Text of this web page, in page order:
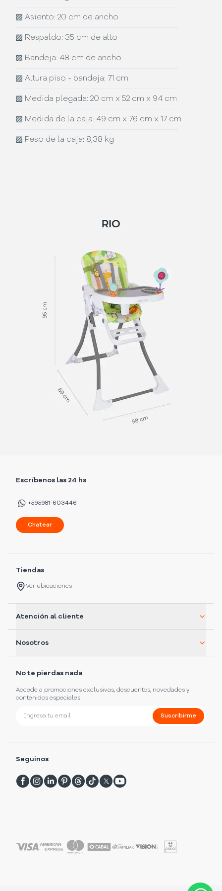
▨ Asiento: 20 cm de ancho
▨ Respaldo: 35 cm de alto
▨ Bandeja: 48 cm de ancho
▨ Altura piso - bandeja: 71 cm
▨ Medida plegada: 20 cm x 52 cm x 94 cm
▨ Medida de la caja: 49 cm x 76 cm x 17 cm
▨ Peso de la caja: 8,38 kg
Escríbenos las 24 hs
+595981-603446
Chatear
Tiendas
Ver ubicaciones
Atención al cliente
Nosotros
No te pierdas nada
Accede a promociones exclusivas, descuentos, novedades y
contenidos especiales
Suscribirme
Seguinos